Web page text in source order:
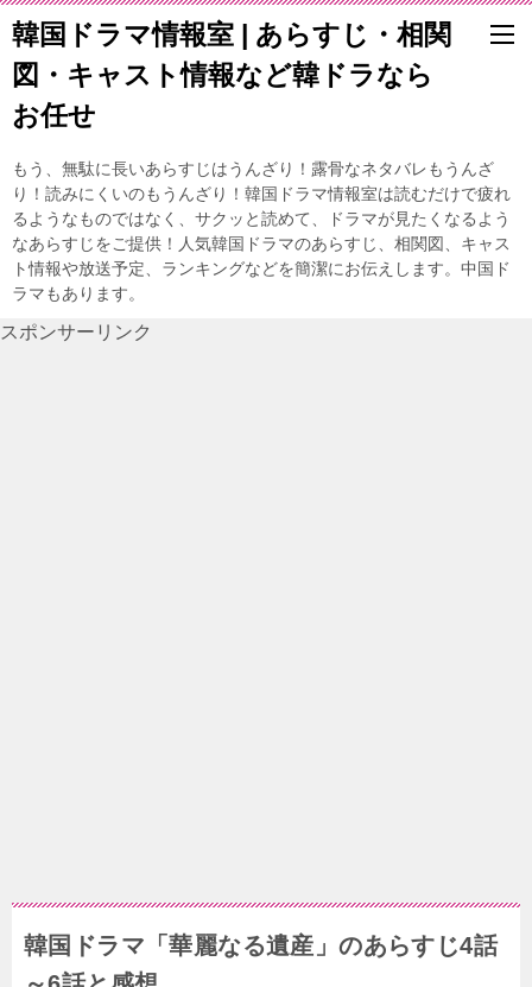
韓国ドラマ情報室 | あらすじ・相関
図・キャスト情報など韓ドラなら
お任せ
もう、無駄に長いあらすじはうんざり！露骨なネタバレもうんざ
り！読みにくいのもうんざり！韓国ドラマ情報室は読むだけで疲れ
るようなものではなく、サクッと読めて、ドラマが見たくなるよう
なあらすじをご提供！人気韓国ドラマのあらすじ、相関図、キャス
ト情報や放送予定、ランキングなどを簡潔にお伝えします。中国ド
ラマもあります。
スポンサーリンク
韓国ドラマ「華麗なる遺産」のあらすじ4話